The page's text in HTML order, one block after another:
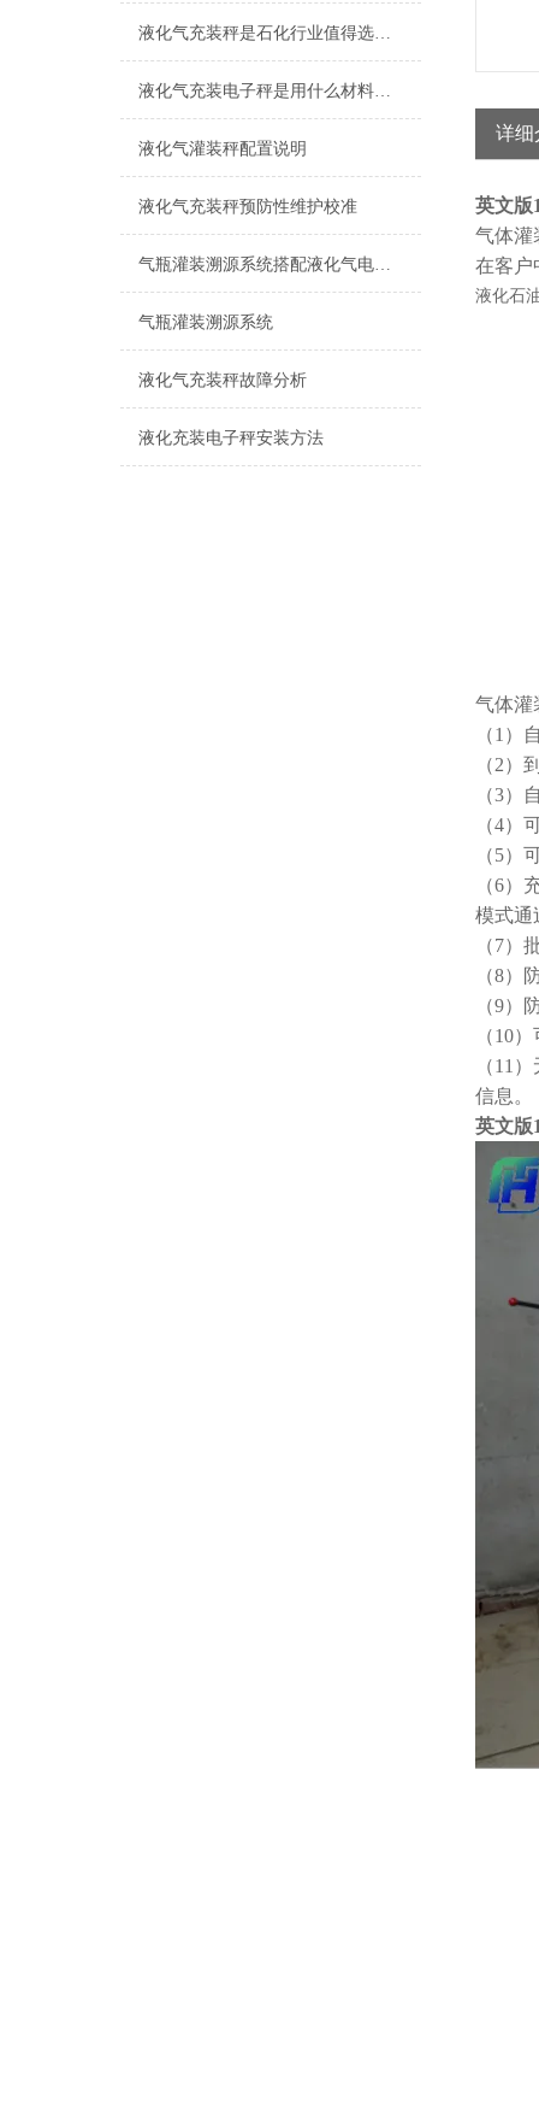
液化气充装秤是石化行业值得选择的产品
液化气充装电子秤是用什么材料制造而成
液化气灌装秤配置说明
液化气充装秤预防性维护校准
气瓶灌装溯源系统搭配液化气电子秤的市场应用
气瓶灌装溯源系统
液化气充装秤故障分析
液化充装电子秤安装方法
详细
英文版
气体灌
在客户
液化石
气体灌
（1）
（2）
（3）
（4）
（5）
（6）
模式通
（7）
（8）
（9）
（10
（11
信息。
英文版